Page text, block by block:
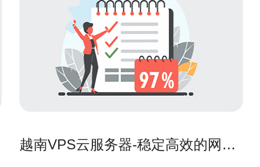
越南VPS云服务器-稳定高效的网络